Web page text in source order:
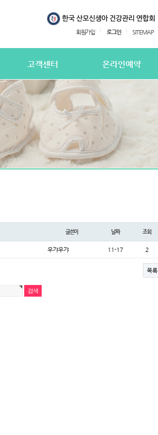
회원가입 로그인 SITEMAP
고객센터
공지사항
문의하기
이용후기
자주하는질문
상담신청
상담신청 확인
온라인예약
온라인 예약확인
글쓴이 날짜 조회
우갸우갸 11-17 2
목록